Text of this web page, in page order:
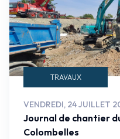
TRAVAUX
VENDREDI, 24 JUILLET
Journal de chantier
Colombelles